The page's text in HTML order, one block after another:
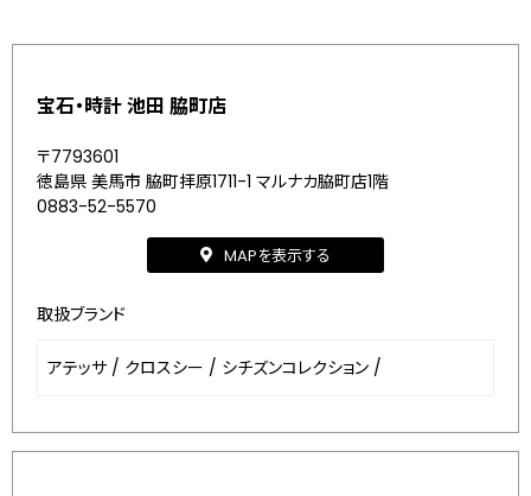
宝石・時計 池田 脇町店
〒7793601
徳島県 美馬市 脇町拝原1711-1 マルナカ脇町店1階
0883-52-5570
MAPを表示する
取扱ブランド
アテッサ / クロスシー / シチズンコレクション /